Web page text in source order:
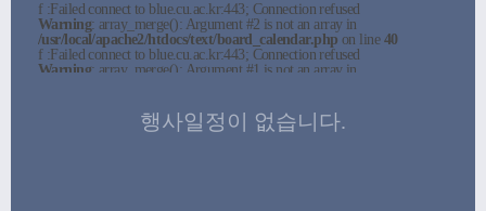
f :Failed connect to blue.cu.ac.kr:443; Connection refused
Warning: array_merge(): Argument #2 is not an array in
/usr/local/apache2/htdocs/text/board_calendar.php on line 40
f :Failed connect to blue.cu.ac.kr:443; Connection refused
Warning: array_merge(): Argument #1 is not an array in
: array_merge(): Argument #1 is not an array in
/usr/local/apache2/htdocs/text/board_calendar.php on line
행사일정이 없습니다.